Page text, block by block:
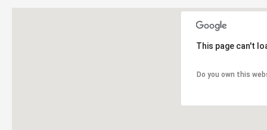
This page can't
Do you own this